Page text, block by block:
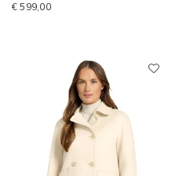
€ 599,00